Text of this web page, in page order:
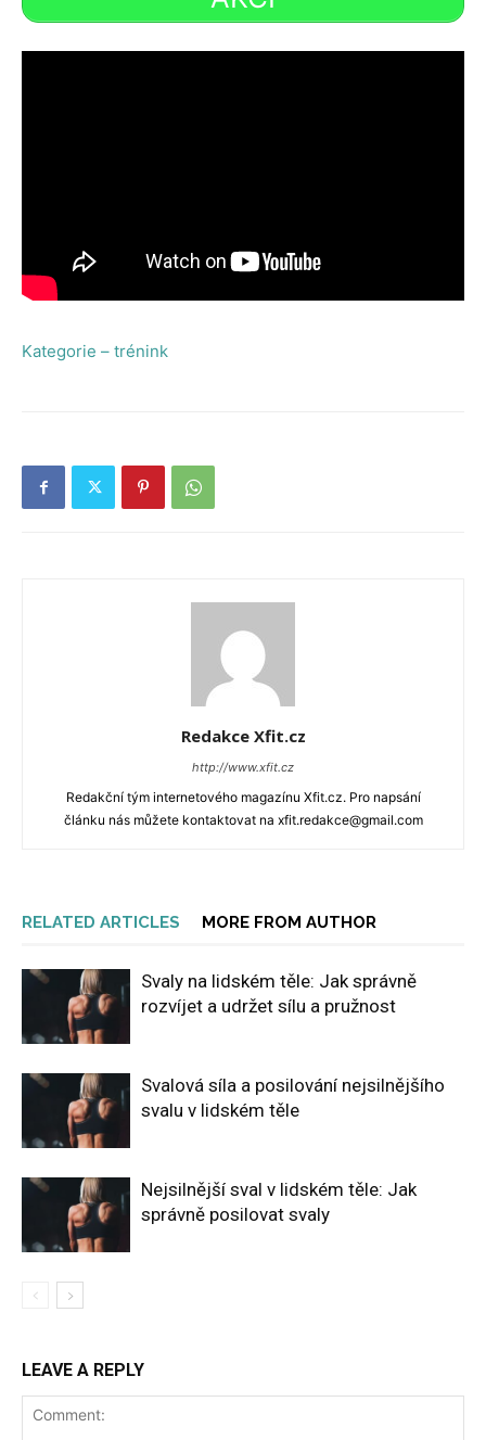
Kategorie – trénink
Redakce Xfit.cz
http://www.xfit.cz
Redakční tým internetového magazínu Xfit.cz. Pro napsání
článku nás můžete kontaktovat na xfit.redakce@gmail.com
RELATED ARTICLES MORE FROM AUTHOR
Svaly na lidském těle: Jak správně
rozvíjet a udržet sílu a pružnost
Svalová síla a posilování nejsilnějšího
svalu v lidském těle
Nejsilnější sval v lidském těle: Jak
správně posilovat svaly
LEAVE A REPLY